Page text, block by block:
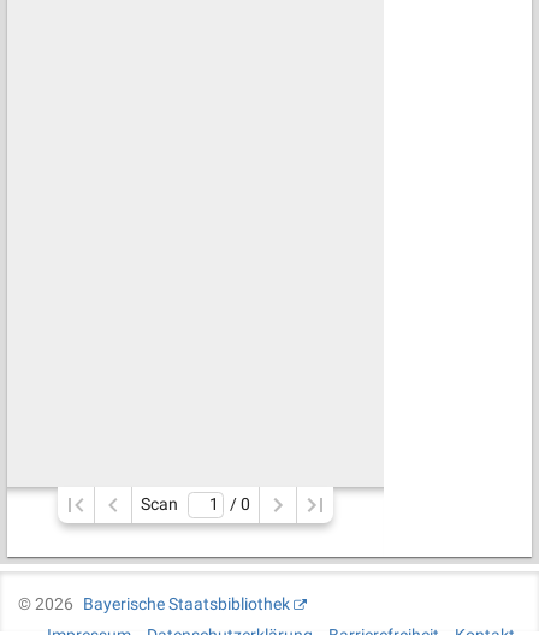
Scan / 0
©2026
Bayerische Staatsbibliothek